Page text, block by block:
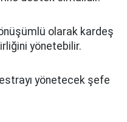
olarak kardeş
yönetebilir.
yönetecek şefe